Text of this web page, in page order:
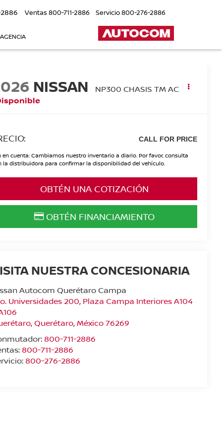
Ventas800-711-2886 Servicio800-276-2886
NISSAN
NP300 CHASIS TM AC
CALL FOR PRICE
en cuenta: Cambiamos nuestro inventario a diario. Por favor, consulta
la distribuidora para confirmar la disponibilidad del vehículo.
OBTÉN UNA COTIZACIÓN
OBTÉN FINANCIAMIENTO
NUESTRA CONCESIONARIA
Autocom Querétaro Campa
Universidades 200, Plaza Campa Interiores A104
,Querétaro, México76269
800-711-2886
800-711-2886
800-276-2886